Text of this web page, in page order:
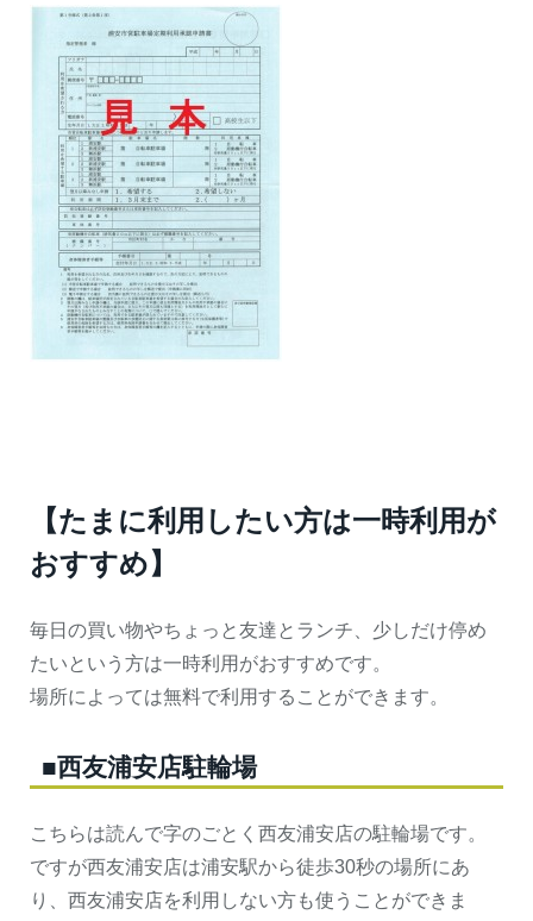
【たまに利用したい方は一時利用が
おすすめ】
毎日の買い物やちょっと友達とランチ、少しだけ停め
たいという方は一時利用がおすすめです。
場所によっては無料で利用することができます。
■西友浦安店駐輪場
こちらは読んで字のごとく西友浦安店の駐輪場です。
ですが西友浦安店は浦安駅から徒歩30秒の場所にあ
り、西友浦安店を利用しない方も使うことができま